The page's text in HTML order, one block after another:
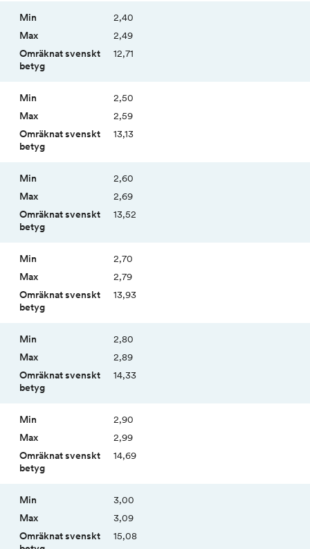
2,40
2,49
12,71
2,50
2,59
13,13
2,60
2,69
13,52
2,70
2,79
13,93
2,80
2,89
14,33
2,90
2,99
14,69
3,00
3,09
15,08